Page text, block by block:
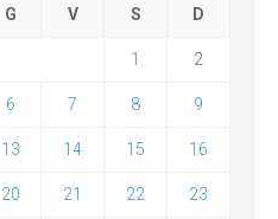
G V S D
1 2
6 7 8 9
13 14 15 16
20 21 22 23